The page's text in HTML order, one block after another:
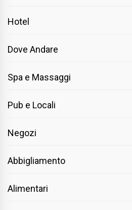
Hotel
Dove Andare
Spa e Massaggi
Pub e Locali
Negozi
Abbigliamento
Alimentari